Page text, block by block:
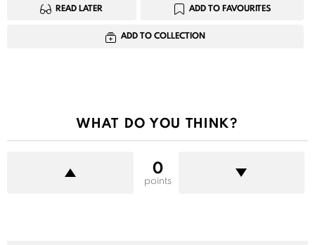
READ LATER ADD TO FAVOURITES
ADD TO COLLECTION
WHAT DO YOU THINK?
0
points